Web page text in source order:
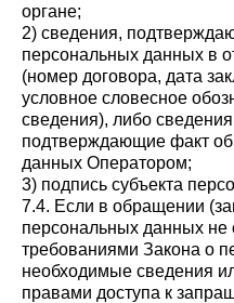
органе;
2) сведения,
персональных данных в
(номер договора, дата
условное словесное
сведения), либо
подтверждающие факт
данных Оператором;
3) подпись субъекта
7.4. Если в обращении
персональных данных не
требованиями Закона о
необходимые сведения
правами доступа к